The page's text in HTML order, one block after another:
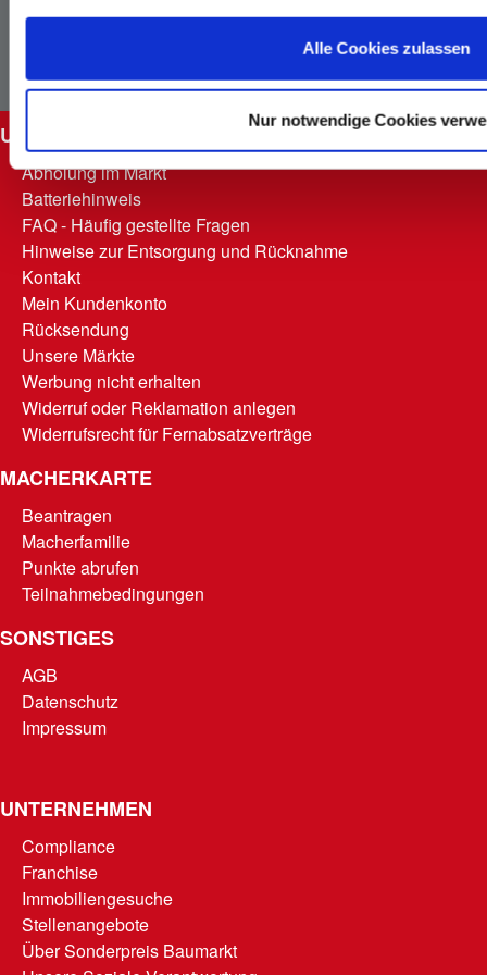
Alle Cookies zulassen
Nur notwendige Cookies
Newsletter
Instagram
UNSERE SERVICES
Abholung im Markt
Batteriehinweis
FAQ - Häufig gestellte Fragen
Hinweise zur Entsorgung und Rücknahme
Kontakt
Mein Kundenkonto
Rücksendung
Unsere Märkte
Werbung nicht erhalten
Widerruf oder Reklamation anlegen
Widerrufsrecht für Fernabsatzverträge
MACHERKARTE
Beantragen
Macherfamilie
Punkte abrufen
Teilnahmebedingungen
SONSTIGES
AGB
Datenschutz
Impressum
UNTERNEHMEN
Compliance
Franchise
Immobiliengesuche
Stellenangebote
Über Sonderpreis Baumarkt